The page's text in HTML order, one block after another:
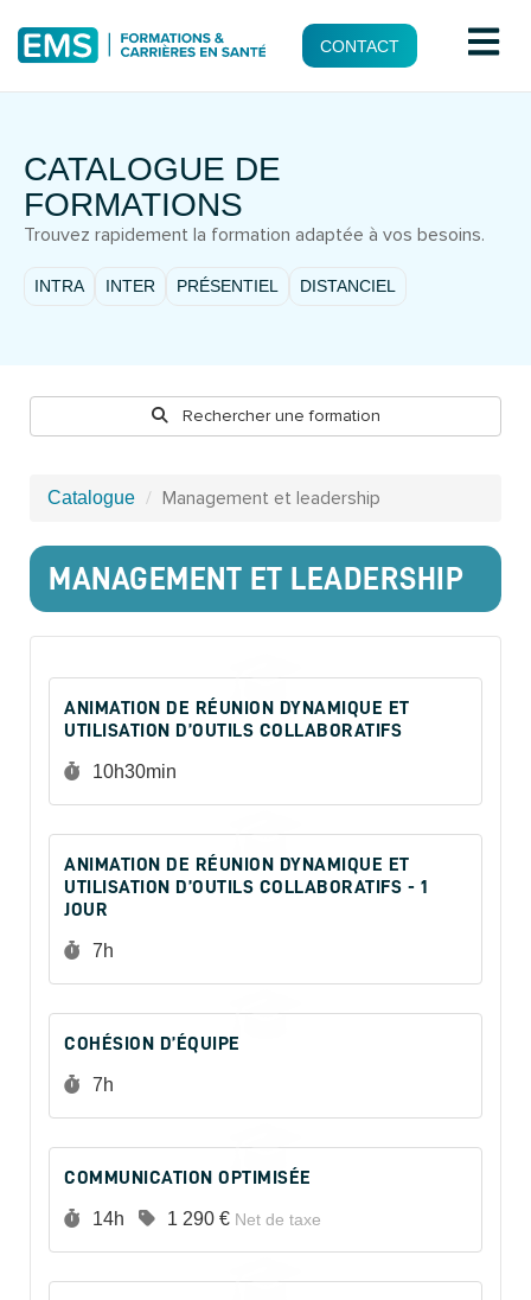
CONTACT
CATALOGUE DE
FORMATIONS
Trouvez rapidement la formation adaptée à vos besoins.
INTRA INTER PRÉSENTIEL DISTANCIEL
Rechercher une formation
Catalogue Management et leadership
MANAGEMENT ET LEADERSHIP
ANIMATION DE RÉUNION DYNAMIQUE ET
UTILISATION D’OUTILS COLLABORATIFS
Durée :
10h30min
ANIMATION DE RÉUNION DYNAMIQUE ET
UTILISATION D’OUTILS COLLABORATIFS - 1
JOUR
Durée :
7h
COHÉSION D’ÉQUIPE
Durée :
7h
COMMUNICATION OPTIMISÉE
Durée :
14h Prix :
1 290 € Net de taxe